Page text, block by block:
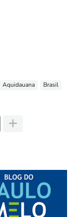
Aquidauana
Brasil